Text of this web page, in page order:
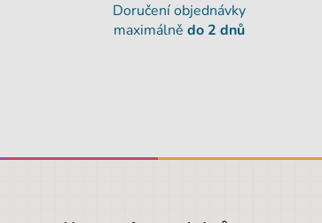
Doručení objednávky
maximálnědo 2 dnů